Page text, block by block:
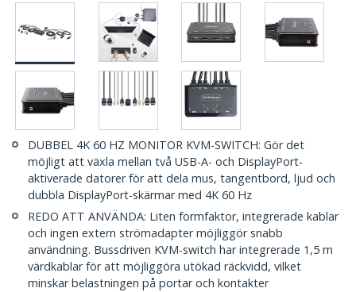
DUBBEL 4K 60 HZ MONITOR KVM-SWITCH: Gör det
möjligt att växla mellan två USB-A- och DisplayPort-
aktiverade datorer för att dela mus, tangentbord, ljud och
dubbla DisplayPort-skärmar med 4K 60 Hz
REDO ATT ANVÄNDA: Liten formfaktor, integrerade kablar
och ingen extern strömadapter möjliggör snabb
användning. Bussdriven KVM-switch har integrerade 1,5 m
värdkablar för att möjliggöra utökad räckvidd, vilket
minskar belastningen på portar och kontakter